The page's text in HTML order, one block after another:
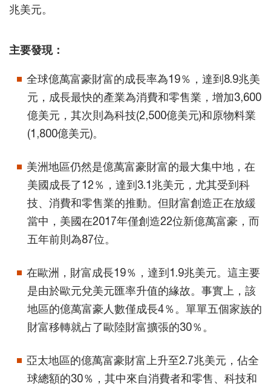
兆美元。
主要發現：
全球億萬富豪財富的成長率為19％，達到8.9兆美
元，成長最快的產業為消費和零售業，增加3,600
億美元，其次則為科技(2,500億美元)和原物料業
(1,800億美元)。
美洲地區仍然是億萬富豪財富的最大集中地，在
美國成長了12％，達到3.1兆美元，尤其受到科
技、消費和零售業的推動。但財富創造正在放緩
當中，美國在2017年僅創造22位新億萬富豪，而
五年前則為87位。
在歐洲，財富成長19％，達到1.9兆美元。這主要
是由於歐元兌美元匯率升值的緣故。事實上，該
地區的億萬富豪人數僅成長4％。單單五個家族的
財富移轉就占了歐陸財富擴張的30％。
亞太地區的億萬富豪財富上升至2.7兆美元，佔全
球總額的30％，其中來自消費者和零售、科技和